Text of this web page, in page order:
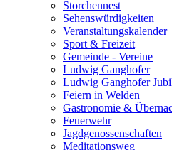
Storchennest
Sehenswürdigkeiten
Veranstaltungskalender
Sport & Freizeit
Gemeinde - Vereine
Ludwig Ganghofer
Ludwig Ganghofer
Feiern in Welden
Gastronomie &
Feuerwehr
Jagdgenossenschaften
Meditationsweg